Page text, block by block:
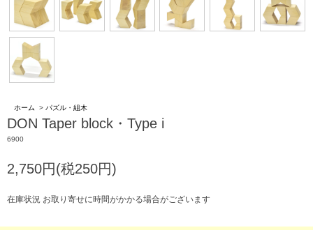
ホーム > パズル・組木
DON Taper block・Type i
6900
2,750円(税250円)
在庫状況 お取り寄せに時間がかかる場合がございます